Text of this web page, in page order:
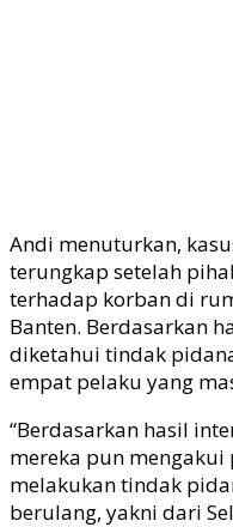
Andi menuturkan,
terungkap setelah
terhadap korban di
Banten. Berdasarkan
diketahui tindak
empat pelaku yang
“Berdasarkan hasil
mereka pun
melakukan tindak
berulang, yakni dari